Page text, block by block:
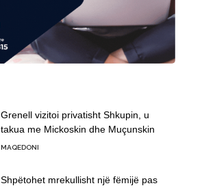
Grenell vizitoi privatisht Shkupin, u
takua me Mickoskin dhe Muçunskin
MAQEDONI
Shpëtohet mrekullisht një fëmijë pas